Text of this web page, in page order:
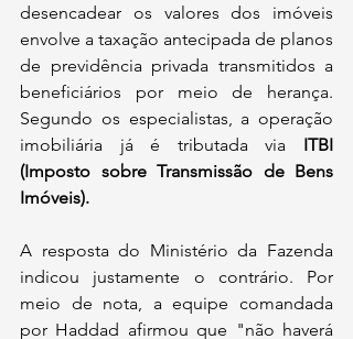
desencadear os valores dos imóveis
envolve a taxação antecipada de planos
de previdência privada transmitidos a
beneficiários por meio de herança.
Segundo os especialistas, a operação
imobiliária já é tributada via ITBI
(Imposto sobre Transmissão de Bens
Imóveis).
A resposta do Ministério da Fazenda
indicou justamente o contrário. Por
meio de nota, a equipe comandada
por Haddad afirmou que "não haverá